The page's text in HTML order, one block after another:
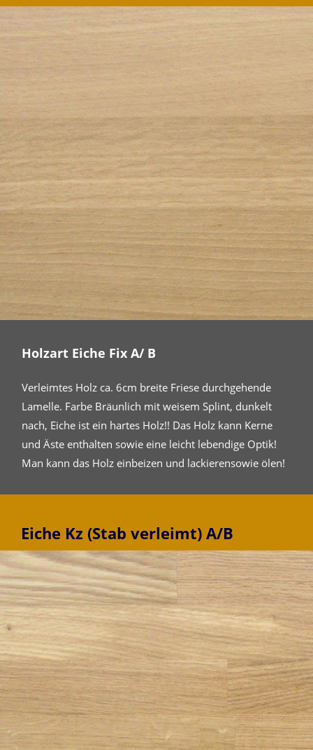
Holzart Eiche Fix A/ B
Verleimtes Holz ca. 6cm breite Friese durchgehende
Lamelle. Farbe Bräunlich mit weisem Splint, dunkelt
nach, Eiche ist ein hartes Holz!! Das Holz kann Kerne
und Äste enthalten sowie eine leicht lebendige Optik!
Man kann das Holz einbeizen und lackierensowie ölen!
Eiche Kz (Stab verleimt) A/B